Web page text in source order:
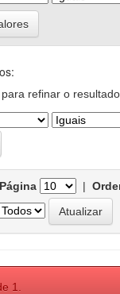
refinar o
|
1.